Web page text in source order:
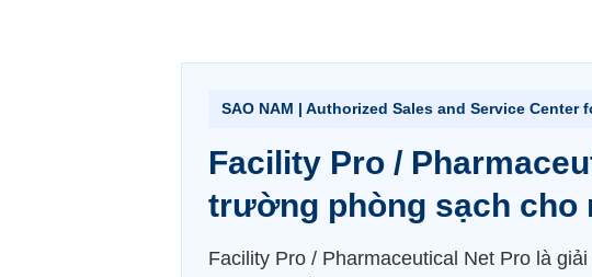
SAO NAM | Authorized Sales and Service Center
Facility Pro /
trường phòng sạch cho
Facility Pro / Pharmaceutical Net Pro là